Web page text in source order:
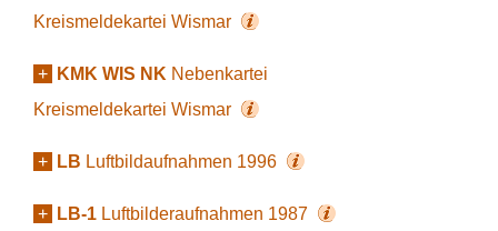
Kreismeldekartei Wismar
+ KMK WIS NK Nebenkartei
Kreismeldekartei Wismar
+ LB Luftbildaufnahmen 1996
+ LB-1 Luftbilderaufnahmen 1987